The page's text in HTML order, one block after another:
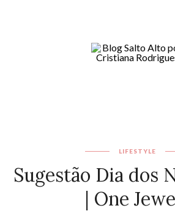
LIFESTYLE
Sugestão Dia dos
| One